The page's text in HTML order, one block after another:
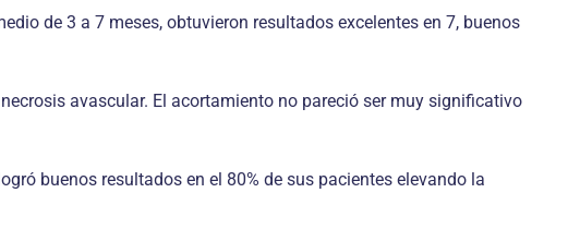
de 3 a 7 meses, obtuvieron resultados excelentes en 7, buenos
avascular. El acortamiento no pareció ser muy significativo
buenos resultados en el 80% de sus pacientes elevando la